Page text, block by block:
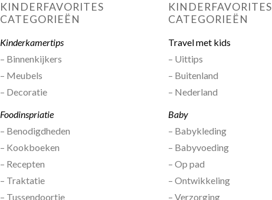
KINDERFAVORITES
CATEGORIEËN
Kinderkamertips
– Binnenkijkers
– Meubels
– Decoratie
Foodinspriatie
– Benodigdheden
– Kookboeken
– Recepten
– Traktatie
– Tussendoortje
KINDERFAVORITES
CATEGORIEËN
Travel met kids
– Uittips
– Buitenland
– Nederland
Baby
– Babykleding
– Babyvoeding
– Op pad
– Ontwikkeling
– Verzorging